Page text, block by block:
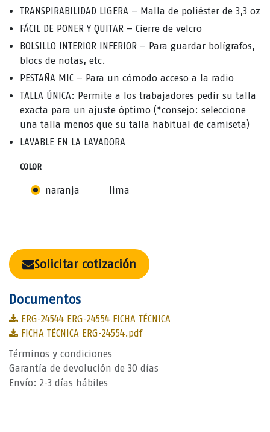
TRANSPIRABILIDAD LIGERA – Malla de poliéster de 3,3 oz
FÁCIL DE PONER Y QUITAR – Cierre de velcro
BOLSILLO INTERIOR INFERIOR – Para guardar bolígrafos,
blocs de notas, etc.
PESTAÑA MIC – Para un cómodo acceso a la radio
TALLA ÚNICA: Permite a los trabajadores pedir su talla
exacta para un ajuste óptimo (*consejo: seleccione
una talla menos que su talla habitual de camiseta)
LAVABLE EN LA LAVADORA
COLOR
naranja lima
Solicitar cotización
Documentos
ERG-24544 ERG-24554 FICHA TÉCNICA
FICHA TÉCNICA ERG-24554.pdf
Términos y condiciones
Garantía de devolución de 30 días
Envío: 2-3 días hábiles